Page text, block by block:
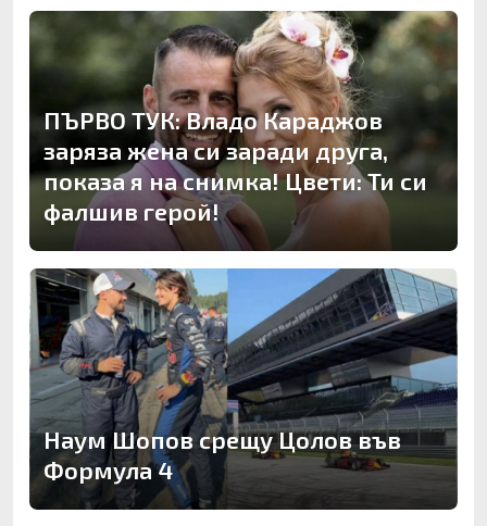
ПЪРВО ТУК: Владо Караджов
заряза жена си заради друга,
показа я на снимка! Цвети: Ти си
фалшив герой!
Наум Шопов срещу Цолов във
Формула 4